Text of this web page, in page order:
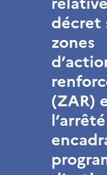
décret
zones
(ZAR)
l’arrêté